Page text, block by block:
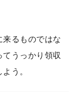
来るものではな
うっかり領収
う。